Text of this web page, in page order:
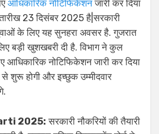
आधिकारिक नोटिफिकेशनजारी कर दिया
23 दिसंबर 2025 है|सरकारी
के लिए यह सुनहरा अवसर है. गुजरात
बड़ी खुशखबरी दी है. विभाग ने कुल
आधिकारिक नोटिफिकेशन जारी कर दिया
से शुरू होगी और इच्छुक उम्मीदवार
2025: सरकारी नौकरियों की तैयारी